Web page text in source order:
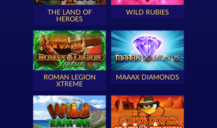
THE LAND OF
HEROES
WILD RUBIES
ROMAN LEGION
XTREME
MAAAX DIAMONDS